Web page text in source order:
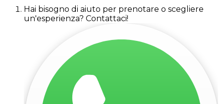
Hai bisogno di aiuto per prenotare o scegliere
un'esperienza? Contattaci!